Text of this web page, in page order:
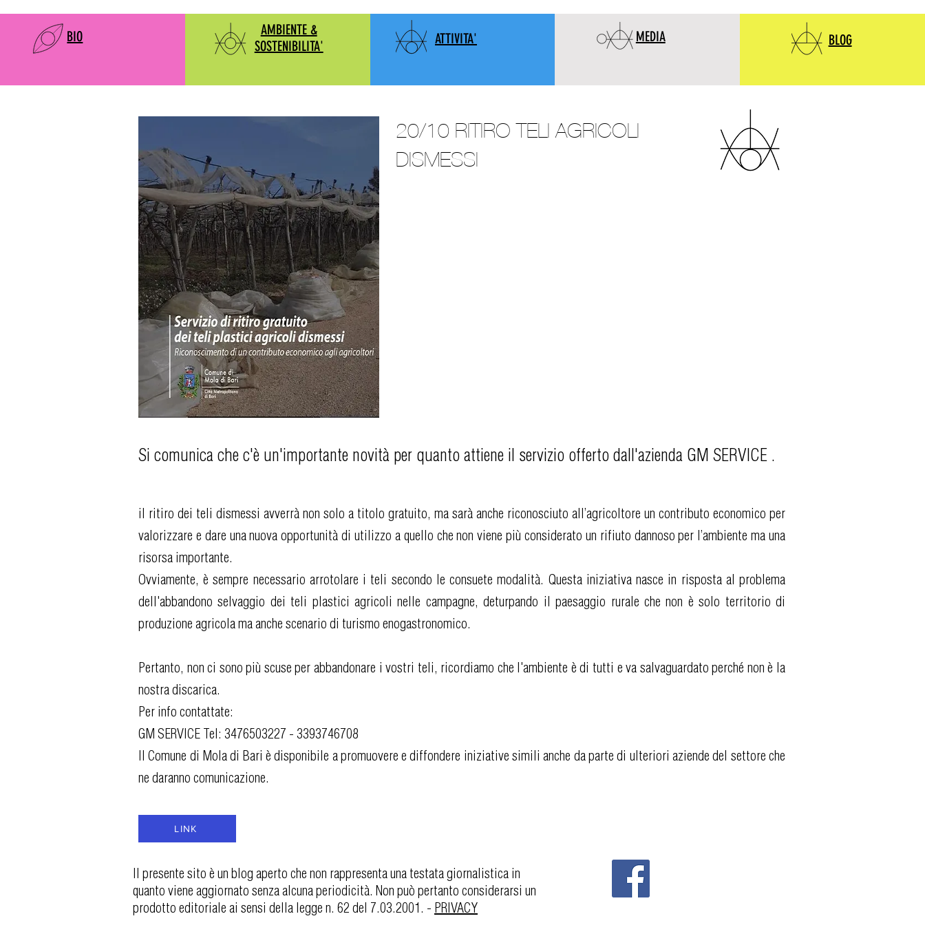
BIO
AMBIENTE &
SOSTENIBILITA'
ATTIVITA' MEDIA BLOG
20/10 RITIRO TELI AGRICOLI
DISMESSI
Si comunica che c'è un'importante novità per quanto attiene il servizio offerto dall'azienda GM SERVICE .
il ritiro dei teli dismessi avverrà non solo a titolo gratuito, ma sarà anche riconosciuto all’agricoltore un contributo economico per
valorizzare e dare una nuova opportunità di utilizzo a quello che non viene più considerato un rifiuto dannoso per l’ambiente ma una
risorsa importante.
Ovviamente, è sempre necessario arrotolare i teli secondo le consuete modalità. Questa iniziativa nasce in risposta al problema
dell'abbandono selvaggio dei teli plastici agricoli nelle campagne, deturpando il paesaggio rurale che non è solo territorio di
produzione agricola ma anche scenario di turismo enogastronomico.
Pertanto, non ci sono più scuse per abbandonare i vostri teli, ricordiamo che l'ambiente è di tutti e va salvaguardato perché non è la
nostra discarica.
Per info contattate:
GM SERVICE Tel: 3476503227 - 3393746708
Il Comune di Mola di Bari è disponibile a promuovere e diffondere iniziative simili anche da parte di ulteriori aziende del settore che
ne daranno comunicazione.
LINK
Il presente sito è un blog aperto che non rappresenta una testata giornalistica in
quanto viene aggiornato senza alcuna periodicità. Non può pertanto considerarsi un
prodotto editoriale ai sensi della legge n. 62 del 7.03.2001. - PRIVACY